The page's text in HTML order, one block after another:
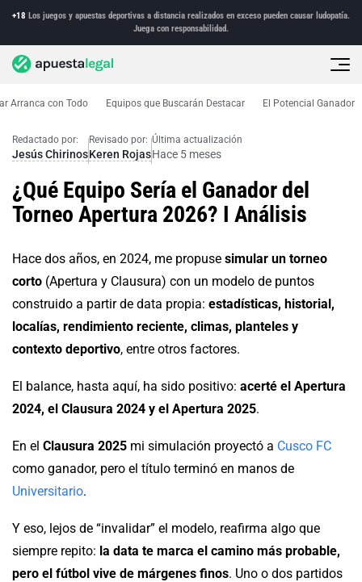
+18 Los juegos y apuestas deportivas a distancia realizados en exceso pueden causar ludopatía.
Juega con responsabilidad.
Arranca con Todo Equipos que Buscarán Destacar El Potencial Ganador
Artículos de opinión Ganador del Apertura 2026
Redactado por:
Jesús Chirinos
Revisado por:
Keren Rojas
Última actualización
Hace 5 meses
¿Qué Equipo Sería el Ganador del
Torneo Apertura 2026? I Análisis
Hace dos años, en 2024, me propuse simular un torneo
corto (Apertura y Clausura) con un modelo de puntos
construido a partir de data propia: estadísticas, historial,
localías, rendimiento reciente, climas, planteles y
contexto deportivo, entre otros factores.
El balance, hasta aquí, ha sido positivo: acerté el Apertura
2024, el Clausura 2024 y el Apertura 2025.
En el Clausura 2025 mi simulación proyectó a Cusco FC
como ganador, pero el título terminó en manos de
Universitario.
Y eso, lejos de “invalidar” el modelo, reafirma algo que
siempre repito: la data te marca el camino más probable,
pero el fútbol vive de márgenes finos. Uno o dos partidos